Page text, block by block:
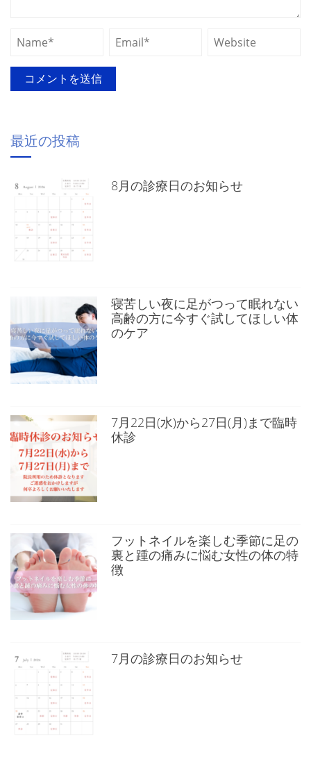
最近の投稿
8月の診療日のお知らせ
寝苦しい夜に足がつって眠れない
高齢の方に今すぐ試してほしい体
のケア
7月22日(水)から27日(月)まで臨時
休診
フットネイルを楽しむ季節に足の
裏と踵の痛みに悩む女性の体の特
徴
7月の診療日のお知らせ